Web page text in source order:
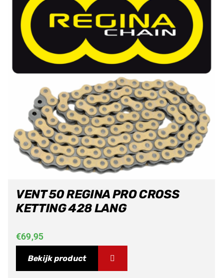
VENT 50 REGINA PRO CROSS
KETTING 428 LANG
€69,95
Bekijk product